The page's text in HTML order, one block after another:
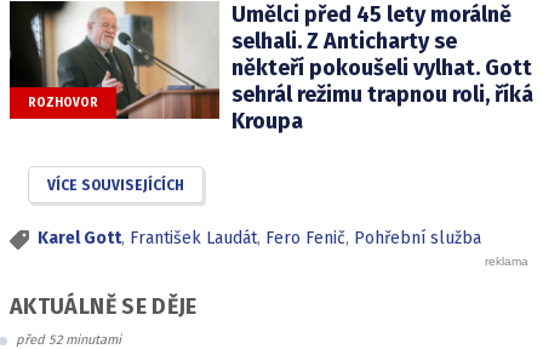
ROZHOVOR
Umělci před 45 lety morálně
selhali. Z Anticharty se
někteří pokoušeli vylhat. Gott
sehrál režimu trapnou roli, říká
Kroupa
VÍCE SOUVISEJÍCÍCH
Karel Gott, František Laudát, Fero Fenič, Pohřební služba
AKTUÁLNĚ SE DĚJE
před 52 minutami